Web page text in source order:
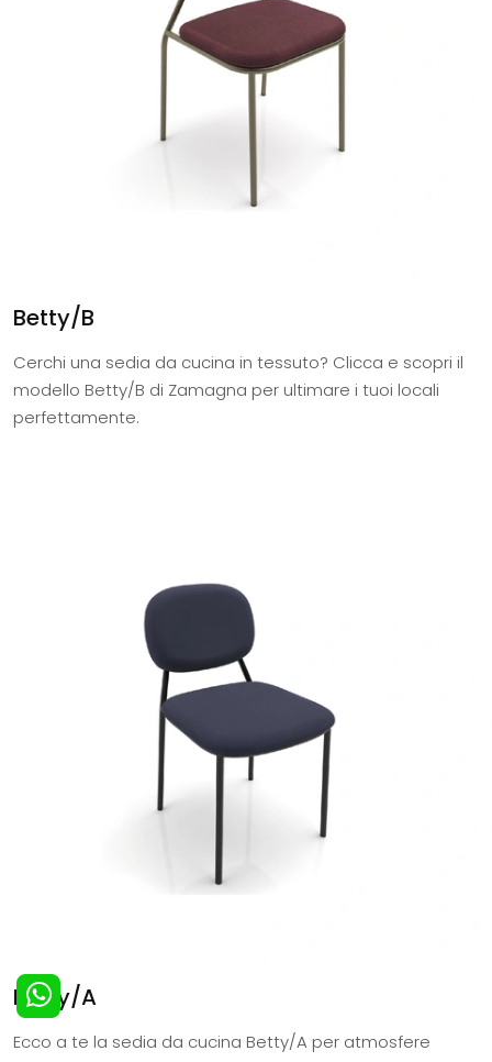
Betty/B
Cerchi una sedia da cucina in tessuto? Clicca e scopri il
modello Betty/B di Zamagna per ultimare i tuoi locali
perfettamente.
Betty/A
Ecco a te la sedia da cucina Betty/A per atmosfere